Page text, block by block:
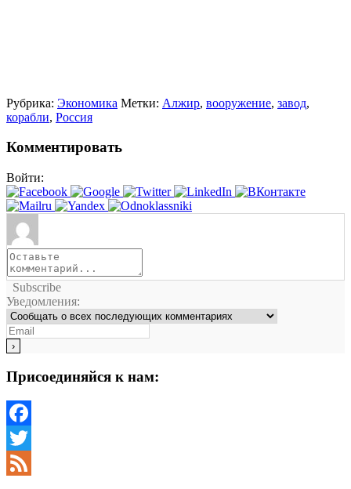
Рубрика: Экономика Метки: Алжир, вооружение, завод,
корабли, Россия
Комментировать
Войти:
Subscribe
Уведомления:
Присоединяйся к нам:
Facebook
Twitter